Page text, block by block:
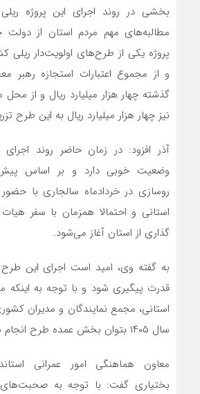
بخشی در روند اجرای این پروژه
مطالبه‌های مهم مردم استان از دولت
پروژه یکی از طرح‌های اولویت‌دار ریلی
و از مجموع اعتبارات استجازه رهبر
گذشته چهار هزار میلیارد ریال و از
نیز چهار هزار میلیارد ریال به این طرح
آذر افزود: در زمان حاضر روند اجرای
وضعیت خوبی دارد و بر اساس
روسازی در خردادماه سالجاری با
استانی و احتمالا همزمان با سفر
گذاری از استان آغاز می‌شود.
به گفته وی، امید است اجرای این
قدرت پیگیری شود و با توجه به اینکه
استانی، مجمع نمایندگان و مدیران
سال ۱۴۰۵ بتوان بخش عمده طرح انجام شود.
معاون هماهنگی امور عمرانی
بختیاری گفت: با توجه به صحبت‌های